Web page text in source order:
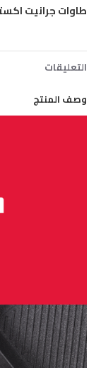
طاوات جرانيت
التعليقات
وصف المنتج